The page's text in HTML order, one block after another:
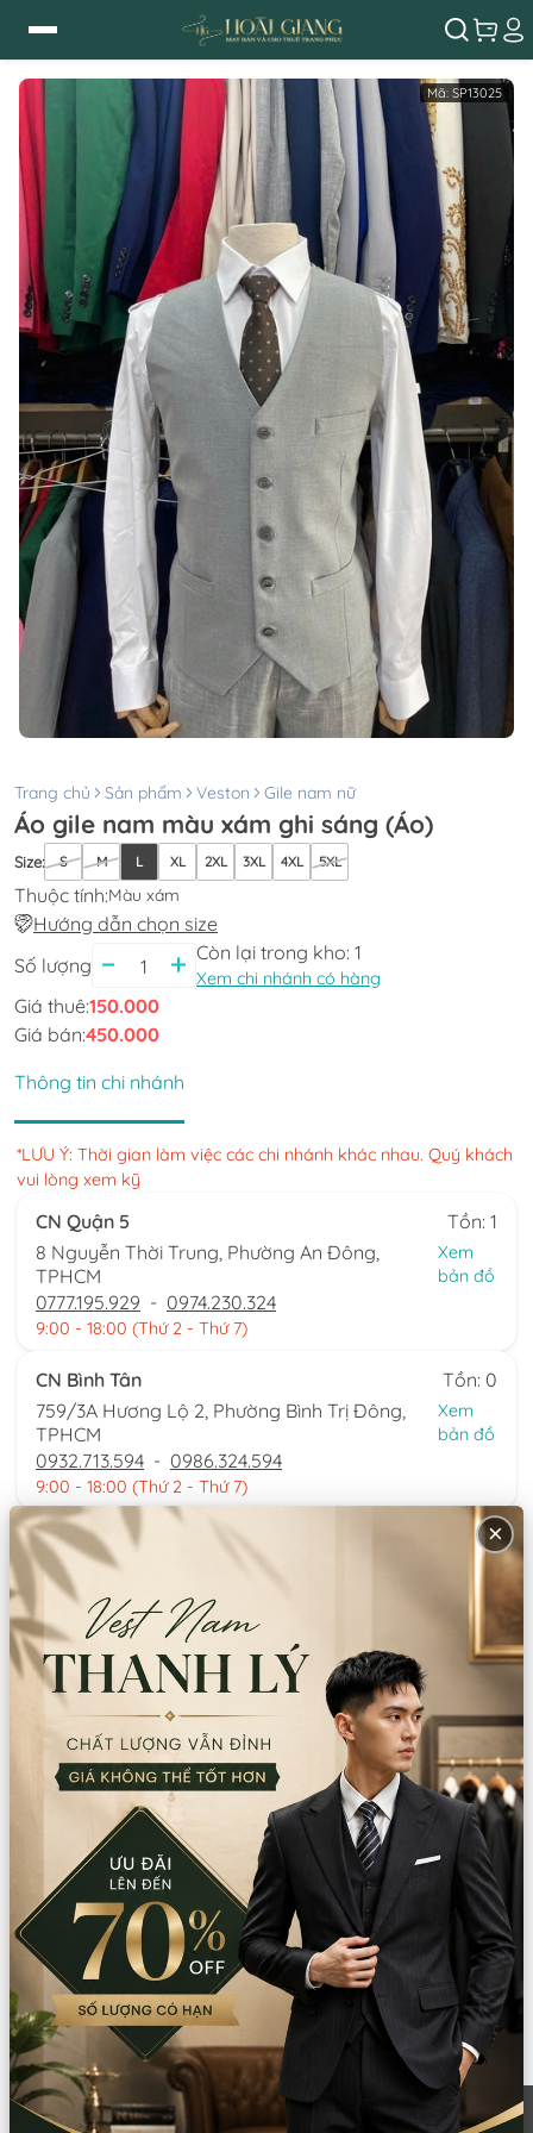
Mã: SP13025
Trang chủ Sản phẩm Veston Gile nam nữ
Áo gile nam màu xám ghi sáng (Áo)
Size: S M L XL 2XL 3XL 4XL 5XL
Thuộc tính:Màu xám
Hướng dẫn chọn size
Số lượng
Còn lại trong kho: 1
Xem chi nhánh có hàng
Giá thuê:150.000
Giá bán:450.000
Thông tin chi nhánh
*LƯU Ý: Thời gian làm việc các chi nhánh khác nhau. Quý khách
vui lòng xem kỹ
CN Quận 5
Tồn: 1
8 Nguyễn Thời Trung, Phường An Đông,
TPHCM
Xem
bản đồ
0777.195.929 - 0974.230.324
9:00 - 18:00 (Thứ 2 - Thứ 7)
CN Bình Tân
Tồn: 0
759/3A Hương Lộ 2, Phường Bình Trị Đông,
TPHCM
Xem
bản đồ
0932.713.594 - 0986.324.594
9:00 - 18:00 (Thứ 2 - Thứ 7)
CN Bình Thạnh
Tồn: 0
58/6 Tân Cảng, Phường Thạnh Mỹ Tây,
TPHCM
bản đồ
086.7474.247 - 086.8644.086
9:00 - 18:00 (Thứ 2 - Chủ nhật)
Thông tin sản phẩm
Chất liệu:kaki
Việt Nam
Hướng dẫn sử dụng:
Giặt tay/giặt máy
Lưu ý:
Không dùng thuốc tẩy Không giặt bằng nước sôi
Mô tả sản phẩm
×